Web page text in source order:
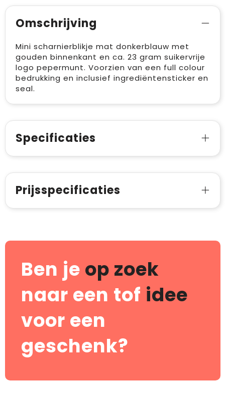
Omschrijving
Mini scharnierblikje mat donkerblauw met
gouden binnenkant en ca. 23 gram suikervrije
logo pepermunt. Voorzien van een full colour
bedrukking en inclusief ingrediëntensticker en
seal.
Specificaties
Prijsspecificaties
Ben je op zoek
naar een tof idee
voor een
geschenk?